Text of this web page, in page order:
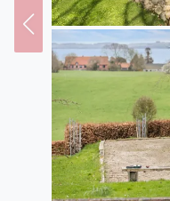
zweitgrößten Stadt
anderem das
beeindruckende
weltberühmten
Falls Sie noch mehr
Grundstück noch
gemeinsamer